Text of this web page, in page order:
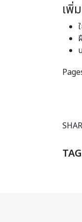
เพิ่